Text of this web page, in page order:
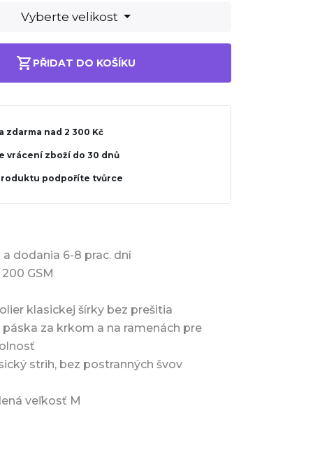
Vyberte velikost
PŘIDAT DO KOŠÍKU
zdarma nad 2 300 Kč
vrácení zboží do 30 dnů
podpoříte tvůrce
dodania 6-8 prac. dní
GSM
klasickej šírky bez prešitia
za krkom a na ramenách pre
strih, bez postranných švov
veľkosť M